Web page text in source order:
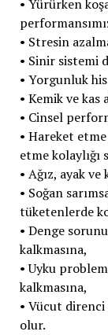
• Yürürken
• Stresin
• Sinir sistemi
• Yorgunluk
• Kemik ve kas
• Cinsel
• Hareket
etme kolaylığı
• Ağız, ayak
• Soğan
tüketenlerde
• Denge
kalkmasına,
• Uyku
kalkmasına,
• Vücut direnci
olur.